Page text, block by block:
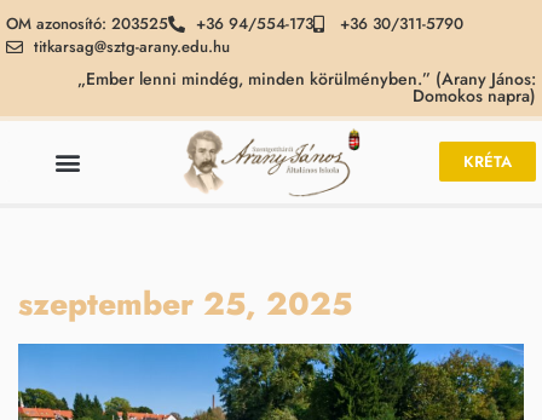
OM azonosító: 203525 +36 94/554-173
+36 30/311-5790
titkarsag@sztg-arany.edu.hu
„Ember lenni mindég, minden körülményben.” (Arany János:
Domokos napra)
KRÉTA
szeptember 25, 2025